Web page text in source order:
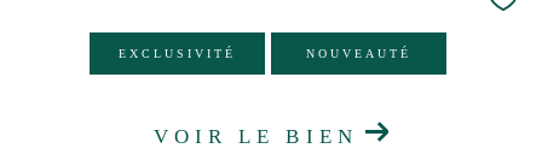
EXCLUSIVITÉ NOUVEAUTÉ
VOIR LE BIEN